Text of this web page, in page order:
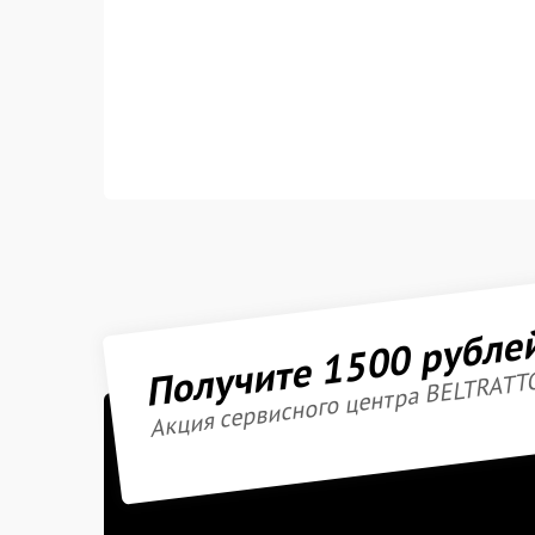
Получите 1500
Акция сервисного центра